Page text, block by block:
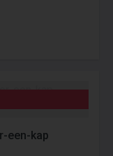
een-kap